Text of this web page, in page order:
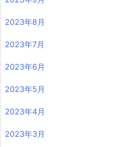
2023年8月
2023年7月
2023年6月
2023年5月
2023年4月
2023年3月